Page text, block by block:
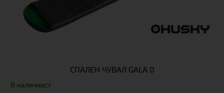
СПАЛЕН ЧУВАЛ GALA 0
В наличност